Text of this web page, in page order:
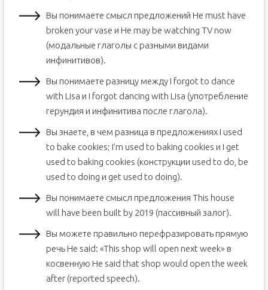
Вы понимаете смысл предложений He must have
broken your vase и He may be watching TV now
(модальные глаголы с разными видами
инфинитивов).
Вы понимаете разницу между I forgot to dance
with Lisa и I forgot dancing with Lisa (употребление
герундия и инфинитива после глагола).
Вы знаете, в чем разница в предложениях I used
to bake cookies; I’m used to baking cookies и I get
used to baking cookies (конструкции used to do, be
used to doing и get used to doing).
Вы понимаете смысл предложения This house
will have been built by 2019 (пассивный залог).
Вы можете правильно перефразировать прямую
речь He said: «This shop will open next week» в
косвенную He said that shop would open the week
after (reported speech).